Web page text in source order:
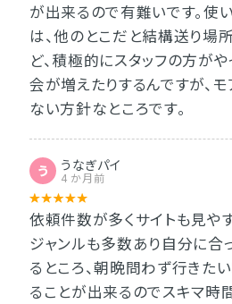
が出来るので有難いです。使
は、他のとこだと結構送り場
ど、積極的にスタッフの方が
会が増えたりするんですが、
ない方針なところです。
う うなぎパイ
4 か月前
依頼件数が多くサイトも見や
ジャンルも多数あり自分に合
るところ、朝晩問わず行きた
ることが出来るのでスキマ時